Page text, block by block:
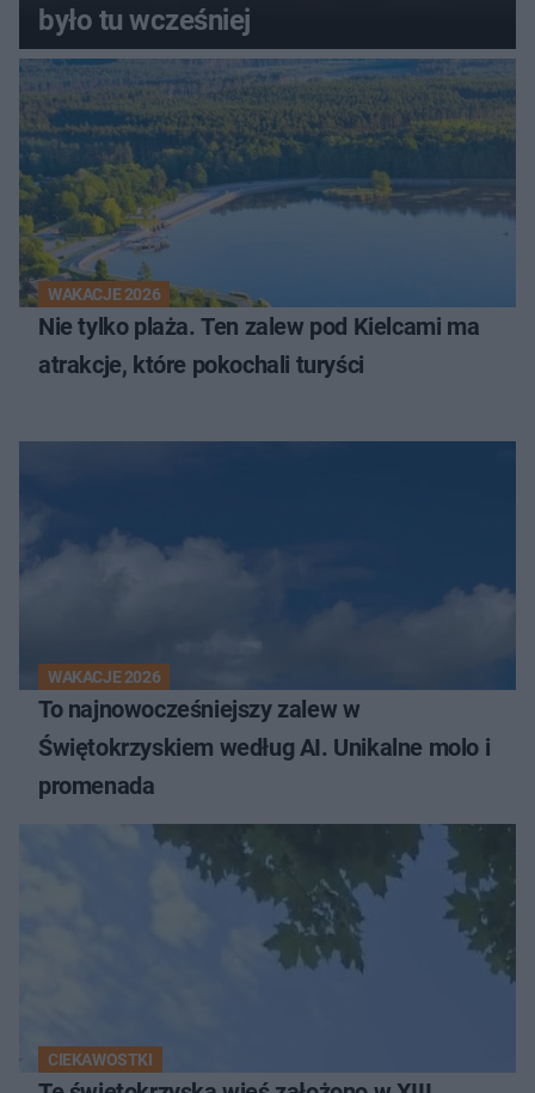
było tu wcześniej
WAKACJE 2026
Nie tylko plaża. Ten zalew pod Kielcami ma
atrakcje, które pokochali turyści
WAKACJE 2026
To najnowocześniejszy zalew w
Świętokrzyskiem według AI. Unikalne molo i
promenada
CIEKAWOSTKI